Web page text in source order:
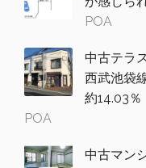
POA
中古テラ
西武池袋
約14.03
POA
中古マン